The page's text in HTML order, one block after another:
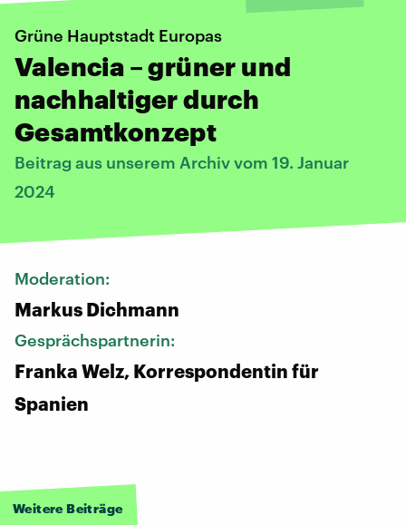
Grüne Hauptstadt Europas
Valencia – grüner und
nachhaltiger durch
Gesamtkonzept
Beitrag aus unserem Archiv vom 19. Januar
2024
Moderation:
Markus Dichmann
Gesprächspartnerin:
Franka Welz, Korrespondentin für
Spanien
Weitere Beiträge